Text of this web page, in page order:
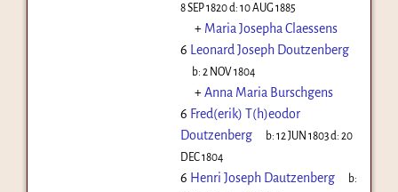
8 SEP 1820d: 10 AUG 1885
+ Maria Josepha Claessens
6 Leonard Joseph Doutzenberg
b:2 NOV 1804
+Anna Maria Burschgens
6 Fred(erik) T(h)eodor
Doutzenberg
b:12 JUN 1803d:20
DEC 1804
6 Henri Joseph Dautzenberg
b: